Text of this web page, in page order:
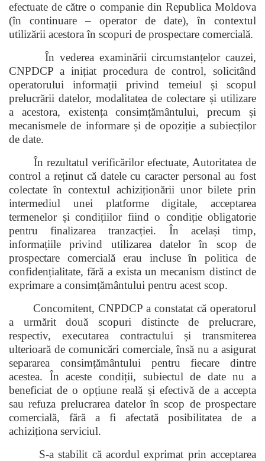
efectuate de către o companie din Republica Moldova
(în continuare – operator de date), în contextul
utilizării acestora în scopuri de prospectare comercială.
În vederea examinării circumstanțelor cauzei,
CNPDCP a inițiat procedura de control, solicitând
operatorului informații privind temeiul și scopul
prelucrării datelor, modalitatea de colectare și utilizare
a acestora, existența consimțământului, precum și
mecanismele de informare și de opoziție a subiecților
de date.
În rezultatul verificărilor efectuate, Autoritatea de
control a reținut că datele cu caracter personal au fost
colectate în contextul achiziționării unor bilete prin
intermediul unei platforme digitale, acceptarea
termenelor și condițiilor fiind o condiție obligatorie
pentru finalizarea tranzacției. În același timp,
informațiile privind utilizarea datelor în scop de
prospectare comercială erau incluse în politica de
confidențialitate, fără a exista un mecanism distinct de
exprimare a consimțământului pentru acest scop.
Concomitent, CNPDCP a constatat că operatorul
a urmărit două scopuri distincte de prelucrare,
respectiv, executarea contractului și transmiterea
ulterioară de comunicări comerciale, însă nu a asigurat
separarea consimțământului pentru fiecare dintre
acestea. În aceste condiții, subiectul de date nu a
beneficiat de o opțiune reală și efectivă de a accepta
sau refuza prelucrarea datelor în scop de prospectare
comercială, fără a fi afectată posibilitatea de a
achiziționa serviciul.
S-a stabilit că acordul exprimat prin acceptarea